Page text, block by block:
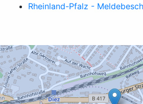
Rheinland-Pfalz -